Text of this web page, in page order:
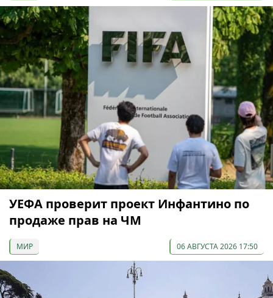
УЕФА проверит проект Инфантино по
продаже прав на ЧМ
МИР 06 АВГУСТА 2026 17:50